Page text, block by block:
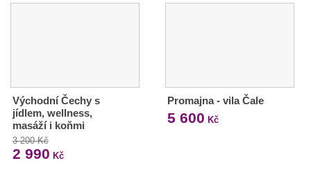
Východní Čechy s
jídlem, wellness,
masáží i koňmi
3 200 Kč
2 990 Kč
Promajna - vila Čale
5 600 Kč